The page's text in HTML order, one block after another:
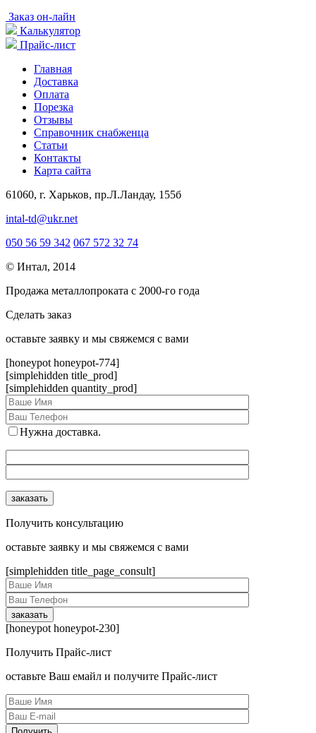
Заказ он-лайн
Калькулятор
Прайс-лист
Главная
Доставка
Оплата
Порезка
Отзывы
Справочник снабженца
Статьи
Контакты
Карта сайта
61060, г. Харьков, пр.Л.Ландау, 155б
intal-td@ukr.net
050 56 59 342 067 572 32 74
© Интал, 2014
Продажа металлопроката с 2000-го года
Сделать заказ
оcтавьте заявку и мы свяжемся с вами
[honeypot honeypot-774]
[simplehidden title_prod]
[simplehidden quantity_prod]
Нужна доставка.
Получить консультацию
оcтавьте заявку и мы свяжемся с вами
[simplehidden title_page_consult]
[honeypot honeypot-230]
Получить Прайс-лист
оcтавьте Ваш емайл и получите Прайс-лист